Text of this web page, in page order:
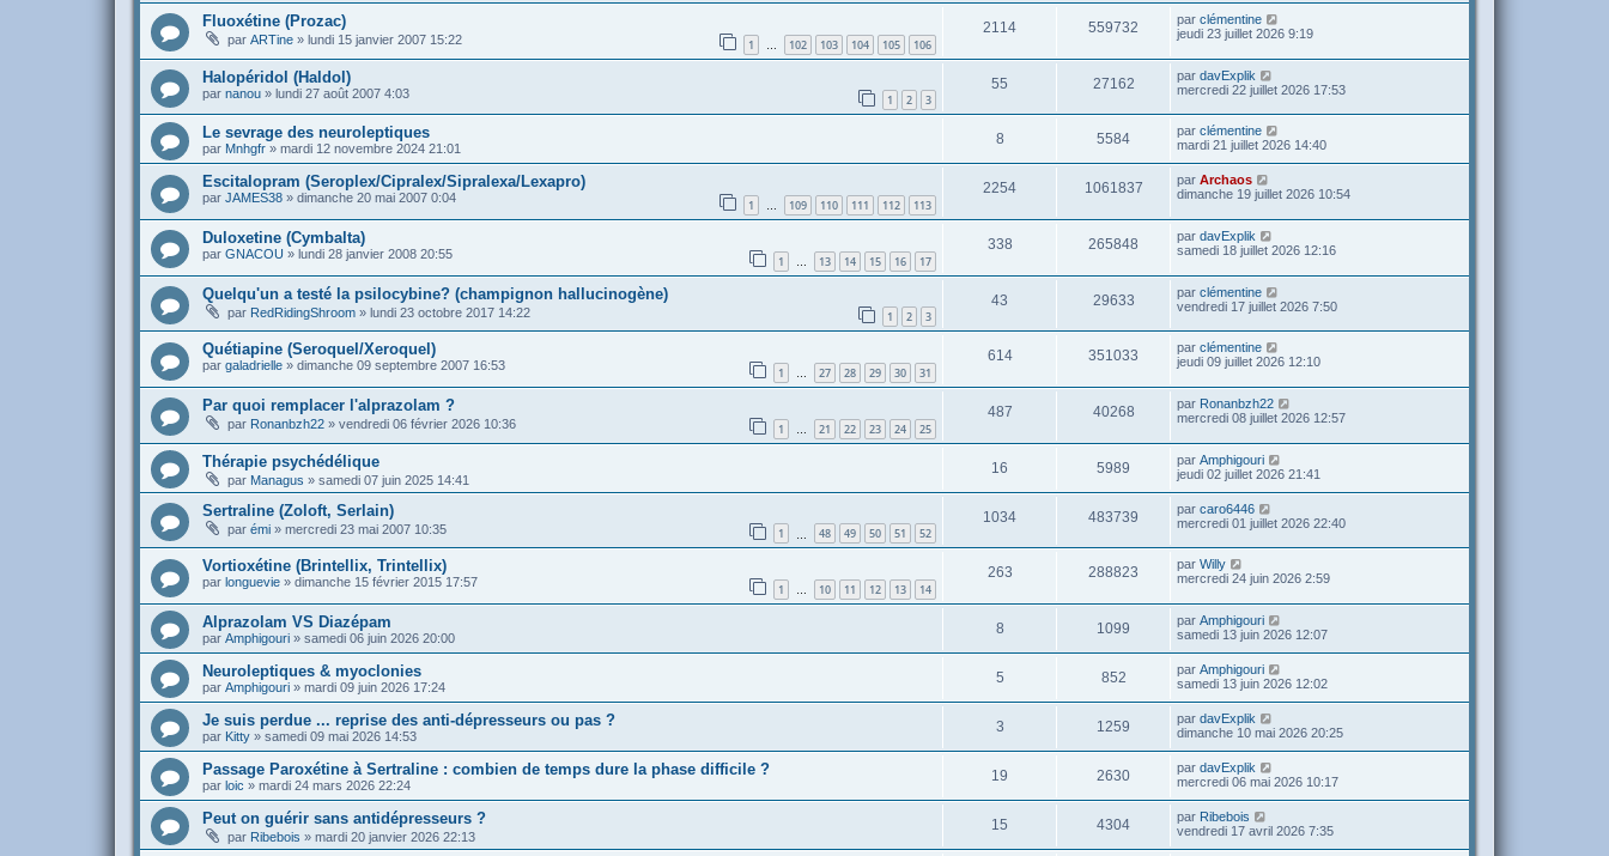
Fluoxétine (Prozac)
par ARTine » lundi 15 janvier 2007 15:22 1 … 102 103 104 105 106
2114 559732 par clémentine
jeudi 23 juillet 2026 9:19
Halopéridol (Haldol)
par nanou » lundi 27 août 2007 4:03 1 2 3
55 27162 par davExplik
mercredi 22 juillet 2026 17:53
Le sevrage des neuroleptiques
par Mnhgfr » mardi 12 novembre 2024 21:01
8 5584 par clémentine
mardi 21 juillet 2026 14:40
Escitalopram (Seroplex/Cipralex/Sipralexa/Lexapro)
par JAMES38 » dimanche 20 mai 2007 0:04 1 … 109 110 111 112 113
2254 1061837 par Archaos
dimanche 19 juillet 2026 10:54
Duloxetine (Cymbalta)
par GNACOU » lundi 28 janvier 2008 20:55 1 … 13 14 15 16 17
338 265848 par davExplik
samedi 18 juillet 2026 12:16
Quelqu'un a testé la psilocybine? (champignon hallucinogène)
par RedRidingShroom » lundi 23 octobre 2017 14:22 1 2 3
43 29633 par clémentine
vendredi 17 juillet 2026 7:50
Quétiapine (Seroquel/Xeroquel)
par galadrielle » dimanche 09 septembre 2007 16:53 1 … 27 28 29 30 31
614 351033 par clémentine
jeudi 09 juillet 2026 12:10
Par quoi remplacer l'alprazolam ?
par Ronanbzh22 » vendredi 06 février 2026 10:36 1 … 21 22 23 24 25
487 40268 par Ronanbzh22
mercredi 08 juillet 2026 12:57
Thérapie psychédélique
par Managus » samedi 07 juin 2025 14:41
16 5989 par Amphigouri
jeudi 02 juillet 2026 21:41
Sertraline (Zoloft, Serlain)
par émi » mercredi 23 mai 2007 10:35 1 48 49 50 51 52
1034 483739 par caro6446
mercredi 01 juillet 2026 22:40
Vortioxétine (Brintellix, Trintellix)
par longuevie » dimanche 15 février 2015 17:57 1 … 10 11 12 13 14
263 288823 par Willy
mercredi 24 juin 2026 2:59
Alprazolam VS Diazépam
par Amphigouri » samedi 06 juin 2026 20:00
8 1099 par Amphigouri
samedi 13 juin 2026 12:07
Neuroleptiques & myoclonies
par Amphigouri » mardi 09 juin 2026 17:24
5 852 par Amphigouri
samedi 13 juin 2026 12:02
Je suis perdue ... reprise des anti-dépresseurs ou pas ?
par Kitty » samedi 09 mai 2026 14:53
3 1259 par davExplik
dimanche 10 mai 2026 20:25
Passage Paroxétine à Sertraline : combien de temps dure la phase difficile ?
par loic » mardi 24 mars 2026 22:24
19 2630 par davExplik
mercredi 06 mai 2026 10:17
Peut on guérir sans antidépresseurs ?
par Ribebois » mardi 20 janvier 2026 22:13
15 4304 par Ribebois
vendredi 17 avril 2026 7:35